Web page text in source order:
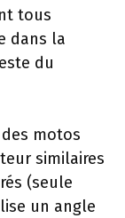
tous
dans la
du
motos
similaires
(seule
un angle